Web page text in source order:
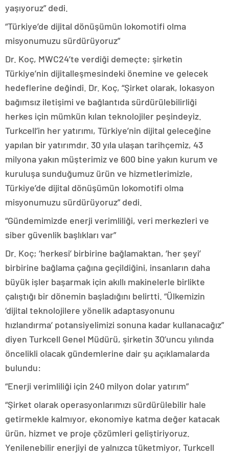
yaşıyoruz” dedi.
“Türkiye’de dijital dönüşümün lokomotifi olma
misyonumuzu sürdürüyoruz”
Dr. Koç, MWC24’te verdiği demeçte; şirketin
Türkiye’nin dijitalleşmesindeki önemine ve gelecek
hedeflerine değindi. Dr. Koç, “Şirket olarak, lokasyon
bağımsız iletişimi ve bağlantıda sürdürülebilirliği
herkes için mümkün kılan teknolojiler peşindeyiz.
Turkcell’in her yatırımı, Türkiye’nin dijital geleceğine
yapılan bir yatırımdır. 30 yıla ulaşan tarihçemiz, 43
milyona yakın müşterimiz ve 600 bine yakın kurum ve
kuruluşa sunduğumuz ürün ve hizmetlerimizle,
Türkiye’de dijital dönüşümün lokomotifi olma
misyonumuzu sürdürüyoruz” dedi.
“Gündemimizde enerji verimliliği, veri merkezleri ve
siber güvenlik başlıkları var”
Dr. Koç; ‘herkesi’ birbirine bağlamaktan, ‘her şeyi’
birbirine bağlama çağına geçildiğini, insanların daha
büyük işler başarmak için akıllı makinelerle birlikte
çalıştığı bir dönemin başladığını belirtti. “Ülkemizin
‘dijital teknolojilere yönelik adaptasyonunu
hızlandırma’ potansiyelimizi sonuna kadar kullanacağız”
diyen Turkcell Genel Müdürü, şirketin 30’uncu yılında
öncelikli olacak gündemlerine dair şu açıklamalarda
bulundu:
“Enerji verimliliği için 240 milyon dolar yatırım”
“Şirket olarak operasyonlarımızı sürdürülebilir hale
getirmekle kalmıyor, ekonomiye katma değer katacak
ürün, hizmet ve proje çözümleri geliştiriyoruz.
Yenilenebilir enerjiyi de yalnızca tüketmiyor, Turkcell